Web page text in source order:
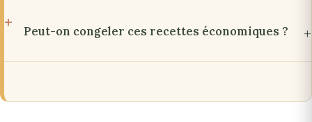
Peut-on congeler ces recettes économiques ?